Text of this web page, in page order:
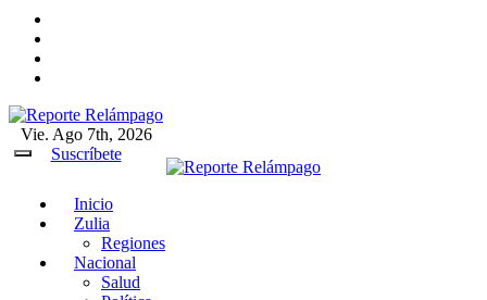
Reporte Relámpago
Claridad y rigor en cada noticia
Vie. Ago 7th, 2026
Suscríbete
Inicio
Zulia
Regiones
Nacional
Salud